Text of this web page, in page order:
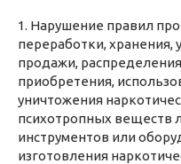
1. Нарушение правил
переработки, хранения,
продажи,
приобретения,
уничтожения
психотропных веществ
инструментов или
изготовления